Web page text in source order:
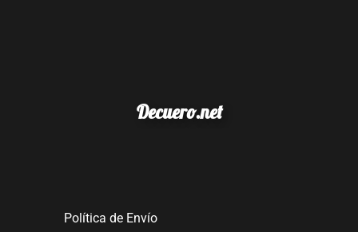
Decuero.net
Política de Envío